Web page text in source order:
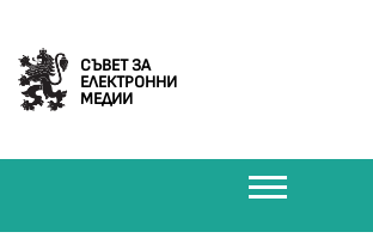
СЪВЕТ ЗА
ЕЛЕКТРОННИ
МЕДИИ